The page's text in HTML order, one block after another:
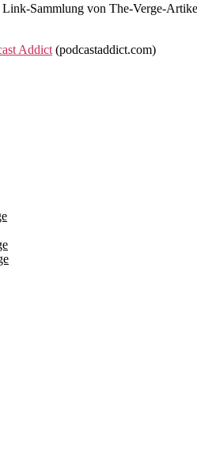
Sammlung von The-Verge-
Addict (podcastaddict.com)